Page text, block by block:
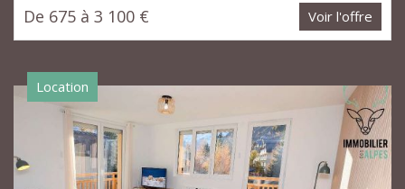
De 675 à 3 100 € Voir l'offre
Location